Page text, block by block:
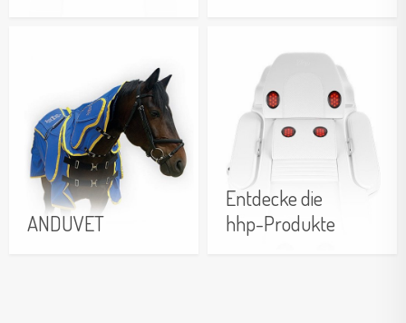
Weitere Informationen
ANDUVET
Entdecke die
hhp-Produkte